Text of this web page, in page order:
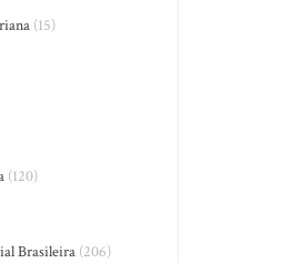
(15)
(120)
Brasileira (206)